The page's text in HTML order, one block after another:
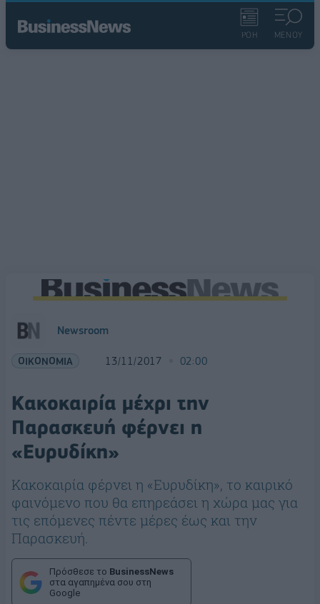
ΡΟΗ ΜΕΝΟΥ
Newsroom
ΟΙΚΟΝΟΜΙΑ 13/11/2017 02:00
Κακοκαιρία μέχρι την
Παρασκευή φέρνει η
«Ευρυδίκη»
Κακοκαιρία φέρνει η «Ευρυδίκη», το καιρικό
φαινόμενο που θα επηρεάσει η χώρα μας για
τις επόμενες πέντε μέρες έως και την
Παρασκευή.
Πρόσθεσε το BusinessNews
στα αγαπημένα σου στη
Google